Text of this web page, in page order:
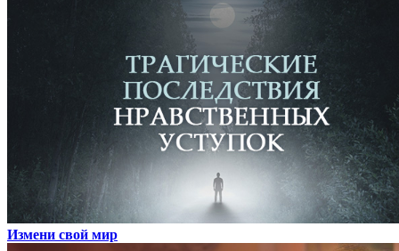
Измени свой мир